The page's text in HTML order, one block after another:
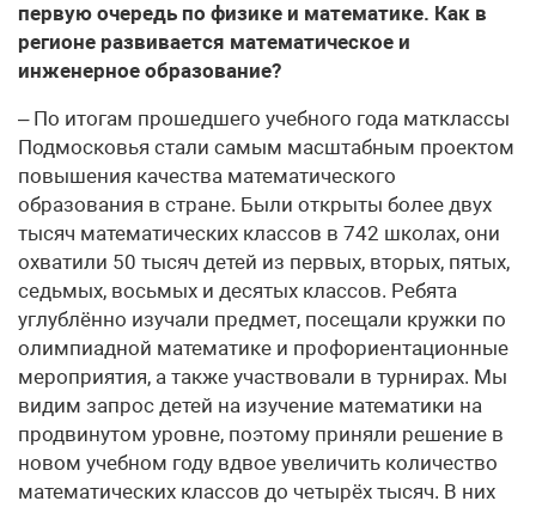
первую очередь по физике и математике. Как в
регионе развивается математическое и
инженерное образование?
– По итогам прошедшего учебного года матклассы
Подмосковья стали самым масштабным проектом
повышения качества математического
образования в стране. Были открыты более двух
тысяч математических классов в 742 школах, они
охватили 50 тысяч детей из первых, вторых, пятых,
седьмых, восьмых и десятых классов. Ребята
углублённо изучали предмет, посещали кружки по
олимпиадной математике и профориентационные
мероприятия, а также участвовали в турнирах. Мы
видим запрос детей на изучение математики на
продвинутом уровне, поэтому приняли решение в
новом учебном году вдвое увеличить количество
математических классов до четырёх тысяч. В них